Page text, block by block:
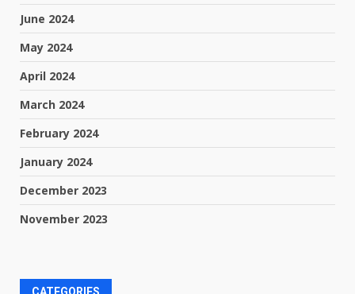
June 2024
May 2024
April 2024
March 2024
February 2024
January 2024
December 2023
November 2023